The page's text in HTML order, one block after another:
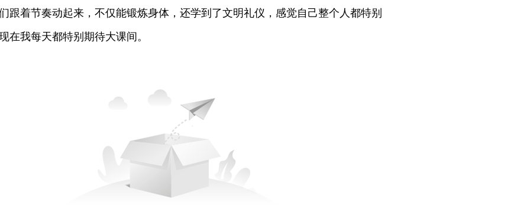
跟着节奏动起来，不仅能锻炼身体，还学到了文明礼仪，感觉自己整个人都特别
在我每天都特别期待大课间。